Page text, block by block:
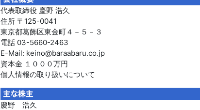
代表取締役 慶野 浩久
住所 〒125-0041
東京都葛飾区東金町４－５－３
電話 03-5660-2463
E-Mail: keino@baraabaru.co.jp
資本金 １０００万円
個人情報の取り扱いについて
慶野 浩久